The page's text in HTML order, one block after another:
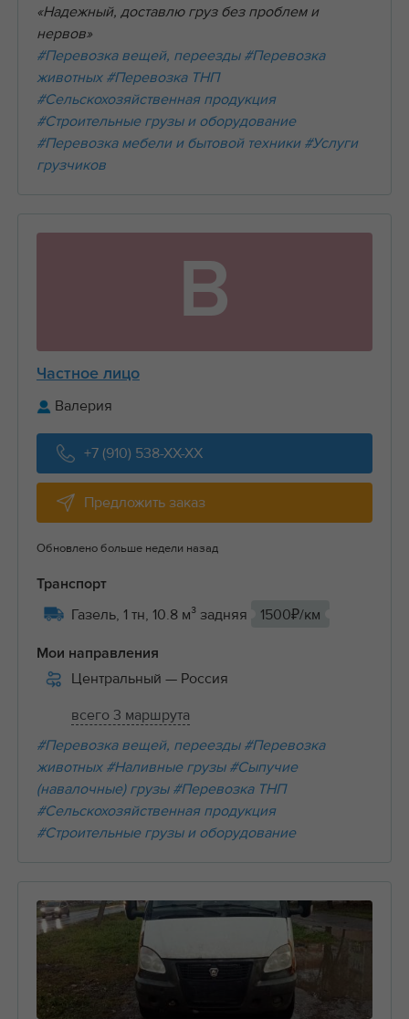
«Надежный, доставлю груз без проблем и
нервов»
#Перевозка вещей, переезды #Перевозка
животных #Перевозка ТНП
#Сельскохозяйственная продукция
#Строительные грузы и оборудование
#Перевозка мебели и бытовой техники #Услуги
грузчиков
В
Частное лицо
Валерия
+7 (910) 538-XX-XX
Предложить заказ
Обновлено больше недели назад
Транспорт
Газель, 1 тн, 10.8 м³ задняя 1500₽/км
Мои направления
Центральный — Россия
всего 3 маршрута
#Перевозка вещей, переезды #Перевозка
животных #Наливные грузы #Сыпучие
(навалочные) грузы #Перевозка ТНП
#Сельскохозяйственная продукция
#Строительные грузы и оборудование